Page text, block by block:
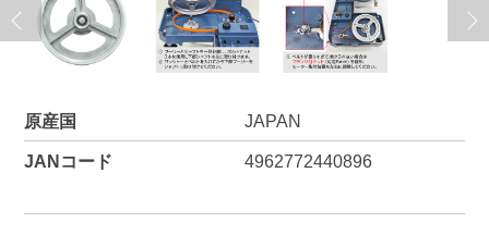
原産国 JAPAN
JANコード 4962772440896